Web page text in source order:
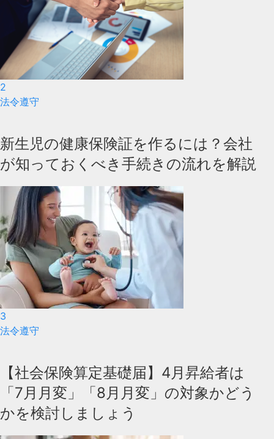
2
法令遵守
新生児の健康保険証を作るには？会社
が知っておくべき手続きの流れを解説
3
法令遵守
【社会保険算定基礎届】4月昇給者は
「7月月変」「8月月変」の対象かどう
かを検討しましょう